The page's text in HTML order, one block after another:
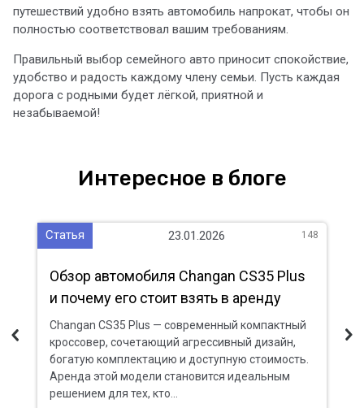
путешествий удобно взять автомобиль напрокат, чтобы он
полностью соответствовал вашим требованиям.
Правильный выбор семейного авто приносит спокойствие,
удобство и радость каждому члену семьи. Пусть каждая
дорога с родными будет лёгкой, приятной и
незабываемой!
Интересное в блоге
Статья 23.01.2026 148
Обзор автомобиля Changan CS35 Plus
и почему его стоит взять в аренду
Changan CS35 Plus — современный компактный
кроссовер, сочетающий агрессивный дизайн,
богатую комплектацию и доступную стоимость.
Аренда этой модели становится идеальным
решением для тех, кто...